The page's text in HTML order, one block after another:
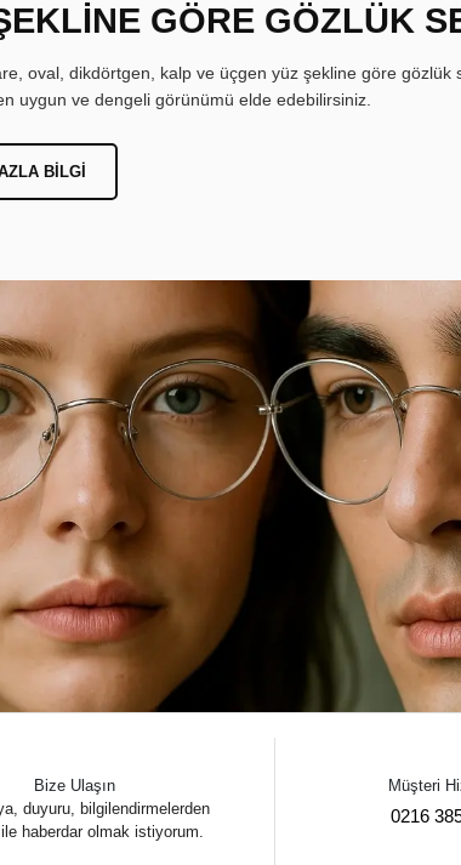
GÖRE GÖZLÜK
oval, dikdörtgen, kalp ve üçgen yüz şekline göre gözlük
uygun ve dengeli görünümü elde edebilirsiniz.
BILGI
Bize Ulaşın
duyuru, bilgilendirmelerden
haberdar olmak istiyorum.
Müşteri
0216